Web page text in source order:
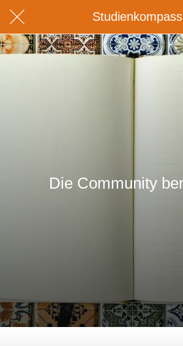
Studienkompass
Die Community